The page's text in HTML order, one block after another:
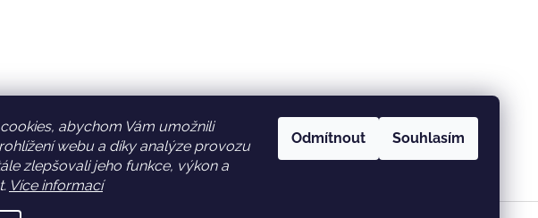
abychom Vám umožnili
webu a díky analýze provozu
zlepšovali jeho funkce, výkon a
Více informací
Odmítnout Souhlasím
Facebook Věrnostní slevy